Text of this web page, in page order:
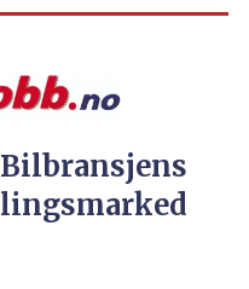
Bilbransjens